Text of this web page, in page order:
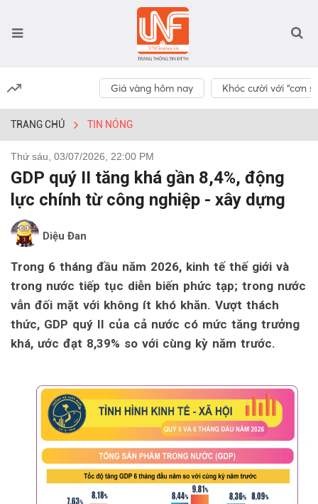
Giá vàng hôm nay Khóc cười với “cơn
TRANG CHỦ TIN NÓNG
Thứ sáu, 03/07/2026, 22:00 PM
GDP quý II tăng khá gần 8,4%, động
lực chính từ công nghiệp - xây dựng
Diệu Đan
Trong 6 tháng đầu năm 2026, kinh tế thế giới và
trong nước tiếp tục diễn biến phức tạp; trong nước
vẫn đối mặt với không ít khó khăn. Vượt thách
thức, GDP quý II của cả nước có mức tăng trưởng
khá, ước đạt 8,39% so với cùng kỳ năm trước.